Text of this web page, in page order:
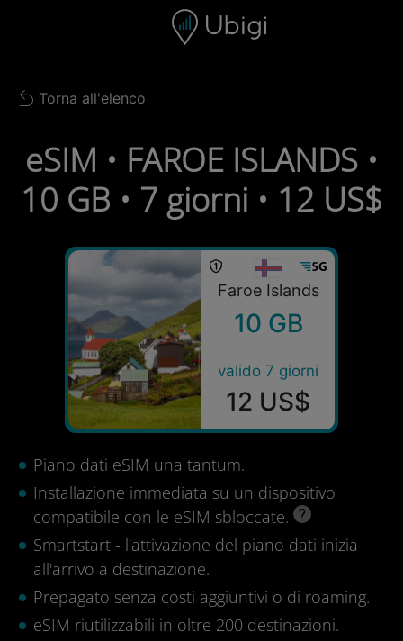
Barra di navigazione
Back to list
Torna all'elenco
eSIM • FAROE ISLANDS •
10 GB • 7 giorni • 12 US$
Faroe Islands
10 GB
valido 7 giorni
12 US$
Piano dati eSIM una tantum.
Installazione immediata su un dispositivo
compatibile con le eSIM sbloccate.
Smartstart - l'attivazione del piano dati inizia
all'arrivo a destinazione.
Prepagato senza costi aggiuntivi o di roaming.
eSIM riutilizzabili in oltre 200 destinazioni.